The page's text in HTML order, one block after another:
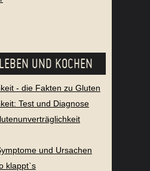
UND KOCHEN
- die Fakten zu Gluten
Test und Diagnose
und Ursachen
klappt`s